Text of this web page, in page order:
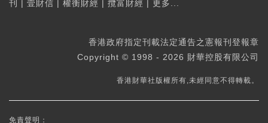
刊
| 壹財信 | 權衡財經 | 攬富財經 | 更多...
香港政府指定刊載法定通告之憲報刊登報章
Copyright © 1998 - 2026 財華控股有限公司
香港財華社版權所有,未經同意不得轉載。
免責聲明：